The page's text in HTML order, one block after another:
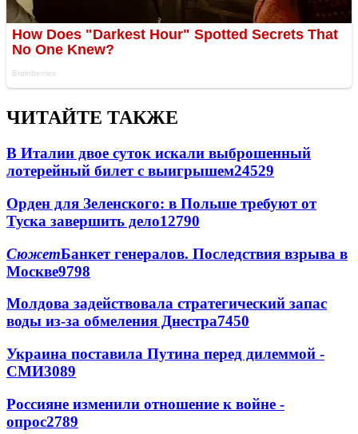
ЧИТАЙТЕ ТАКЖЕ
В Италии двое суток искали выброшенный
лотерейный билет с выигрышем24529
Орден для Зеленского: в Польше требуют от
Туска завершить дело12790
СюжетБанкет генералов. Последствия взрыва в
Москве9798
Молдова задействовала стратегический запас
воды из-за обмеления Днестра7450
Украина поставила Путина перед дилеммой -
СМИ3089
Россияне изменили отношение к войне -
опрос2789